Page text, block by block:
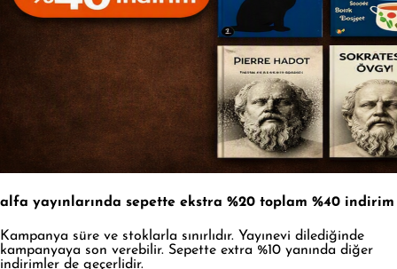
alfa yayınlarında sepette ekstra %20 toplam %40 indirim
Kampanya süre ve stoklarla sınırlıdır. Yayınevi dilediğinde
kampanyaya son verebilir. Sepette extra %10 yanında diğer
indirimler de geçerlidir.